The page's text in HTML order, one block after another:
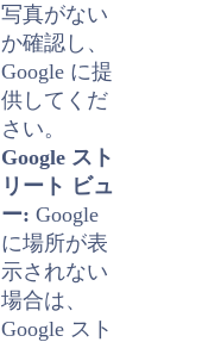
写真がない
か確認し、
Google に提
供してくだ
さい。
Google スト
リート ビュ
ー: Google
に場所が表
示されない
場合は、
Google スト